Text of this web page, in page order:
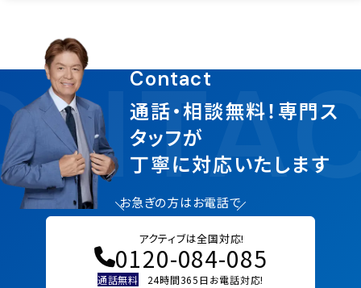
Contact
通話・相談無料！専門ス
タッフが
丁寧に対応いたします
お急ぎの方はお電話で
アクティブは全国対応!
0120-084-085
通話無料 24時間365日お電話対応!